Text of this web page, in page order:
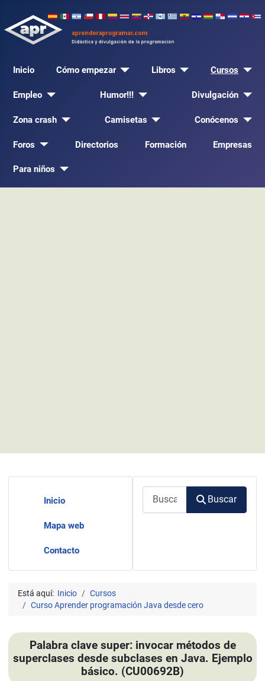
Inicio Cómo empezar Libros Cursos
Empleo Humor!!! Divulgación
Zona crash Camisetas Conócenos
Foros Directorios Formación Empresas
Para niños
Inicio
Mapa web
Contacto
Buscar
Está aquí: Inicio
Cursos
Curso Aprender programación Java desde cero
Palabra clave super: invocar métodos de
superclases desde subclases en Java. Ejemplo
básico. (CU00692B)